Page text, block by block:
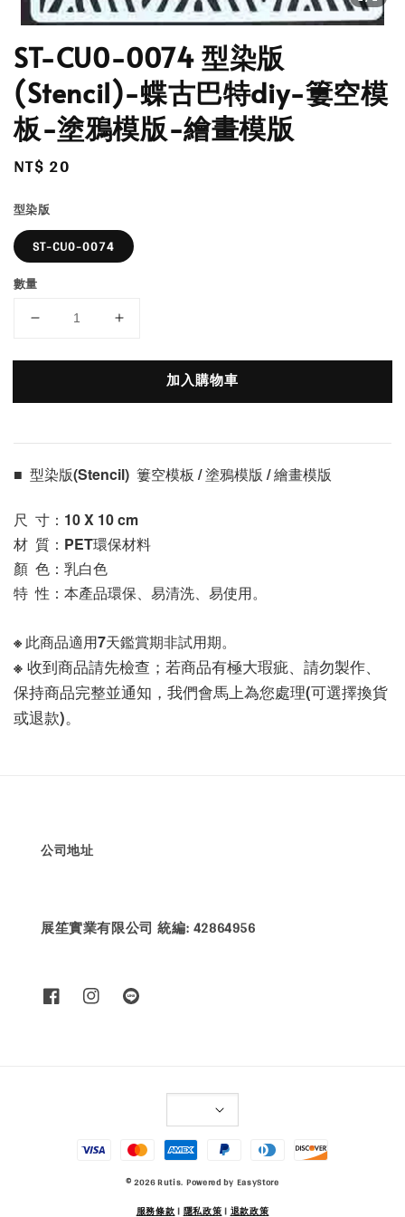
ST-CU0-0074 型染版
(Stencil)-蝶古巴特diy-簍空模
板-塗鴉模版-繪畫模版
Regular
NT$ 20
型染版
ST-CU0-0074
數量
加入購物車
■  型染版(Stencil)  簍空模板 / 塗鴉模版 / 繪畫模版
尺  寸：10 X 10 cm
材  質：PET環保材料
顏  色：乳白色
特  性：本產品環保、易清洗、易使用。
※ 此商品適用7天鑑賞期非試用期。
※ 收到商品請先檢查；若商品有極大瑕疵、請勿製作、
保持商品完整並通知，我們會馬上為您處理(可選擇換貨
或退款)。
公司地址
展笙實業有限公司 統編: 42864956
© 2026 Rutis. Powered by EasyStore
服務條款| 隱私政策| 退款政策